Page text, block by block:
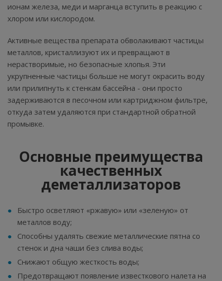
ионам железа, меди и марганца вступить в реакцию с
хлором или кислородом.
Активные вещества препарата обволакивают частицы
металлов, кристаллизуют их и превращают в
нерастворимые, но безопасные хлопья. Эти
укрупненные частицы больше не могут окрасить воду
или прилипнуть к стенкам бассейна - они просто
задерживаются в песочном или картриджном фильтре,
откуда затем удаляются при стандартной обратной
промывке.
Основные преимущества
качественных
деметаллизаторов
Быстро осветляют «ржавую» или «зеленую» от
металлов воду;
Способны удалять свежие металлические пятна со
стенок и дна чаши без слива воды;
Снижают общую жесткость воды;
Предотвращают появление известкового налета на